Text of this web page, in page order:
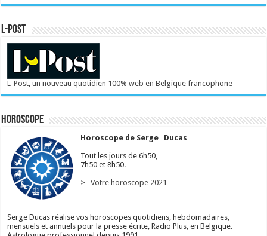
L-POST
L-Post, un nouveau quotidien 100% web en Belgique francophone
Horoscope
Horoscope de Serge Ducas
Tout les jours de 6h50,
7h50 et 8h50.
> Votre horoscope 2021
Serge Ducas réalise vos horoscopes quotidiens, hebdomadaires,
mensuels et annuels pour la presse écrite, Radio Plus, en Belgique.